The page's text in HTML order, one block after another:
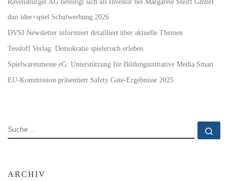
duo idee+spiel Schulwerbung 2026
DVSI Newsletter informiert detailliert über aktuelle Themen
Tessloff Verlag: Demokratie spielerisch erleben
Spielwarenmesse eG: Unterstützung für Bildungsinitiative Media Smart
EU-Kommission präsentiert Safety Gate-Ergebnisse 2025
SUCHE
ARCHIV